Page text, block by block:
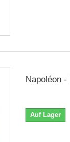
Napoléon -
Auf Lager